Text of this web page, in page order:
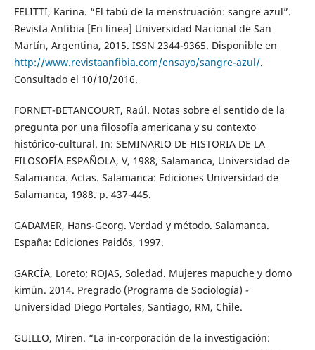
FELITTI, Karina. “El tabú de la menstruación: sangre azul”.
Revista Anfibia [En línea] Universidad Nacional de San
Martín, Argentina, 2015. ISSN 2344-9365. Disponible en
http://www.revistaanfibia.com/ensayo/sangre-azul/.
Consultado el 10/10/2016.
FORNET-BETANCOURT, Raúl. Notas sobre el sentido de la
pregunta por una filosofía americana y su contexto
histórico-cultural. In: SEMINARIO DE HISTORIA DE LA
FILOSOFÍA ESPAÑOLA, V, 1988, Salamanca, Universidad de
Salamanca. Actas. Salamanca: Ediciones Universidad de
Salamanca, 1988. p. 437-445.
GADAMER, Hans-Georg. Verdad y método. Salamanca.
España: Ediciones Paidós, 1997.
GARCÍA, Loreto; ROJAS, Soledad. Mujeres mapuche y domo
kimün. 2014. Pregrado (Programa de Sociología) -
Universidad Diego Portales, Santiago, RM, Chile.
GUILLO, Miren. “La in-corporación de la investigación: